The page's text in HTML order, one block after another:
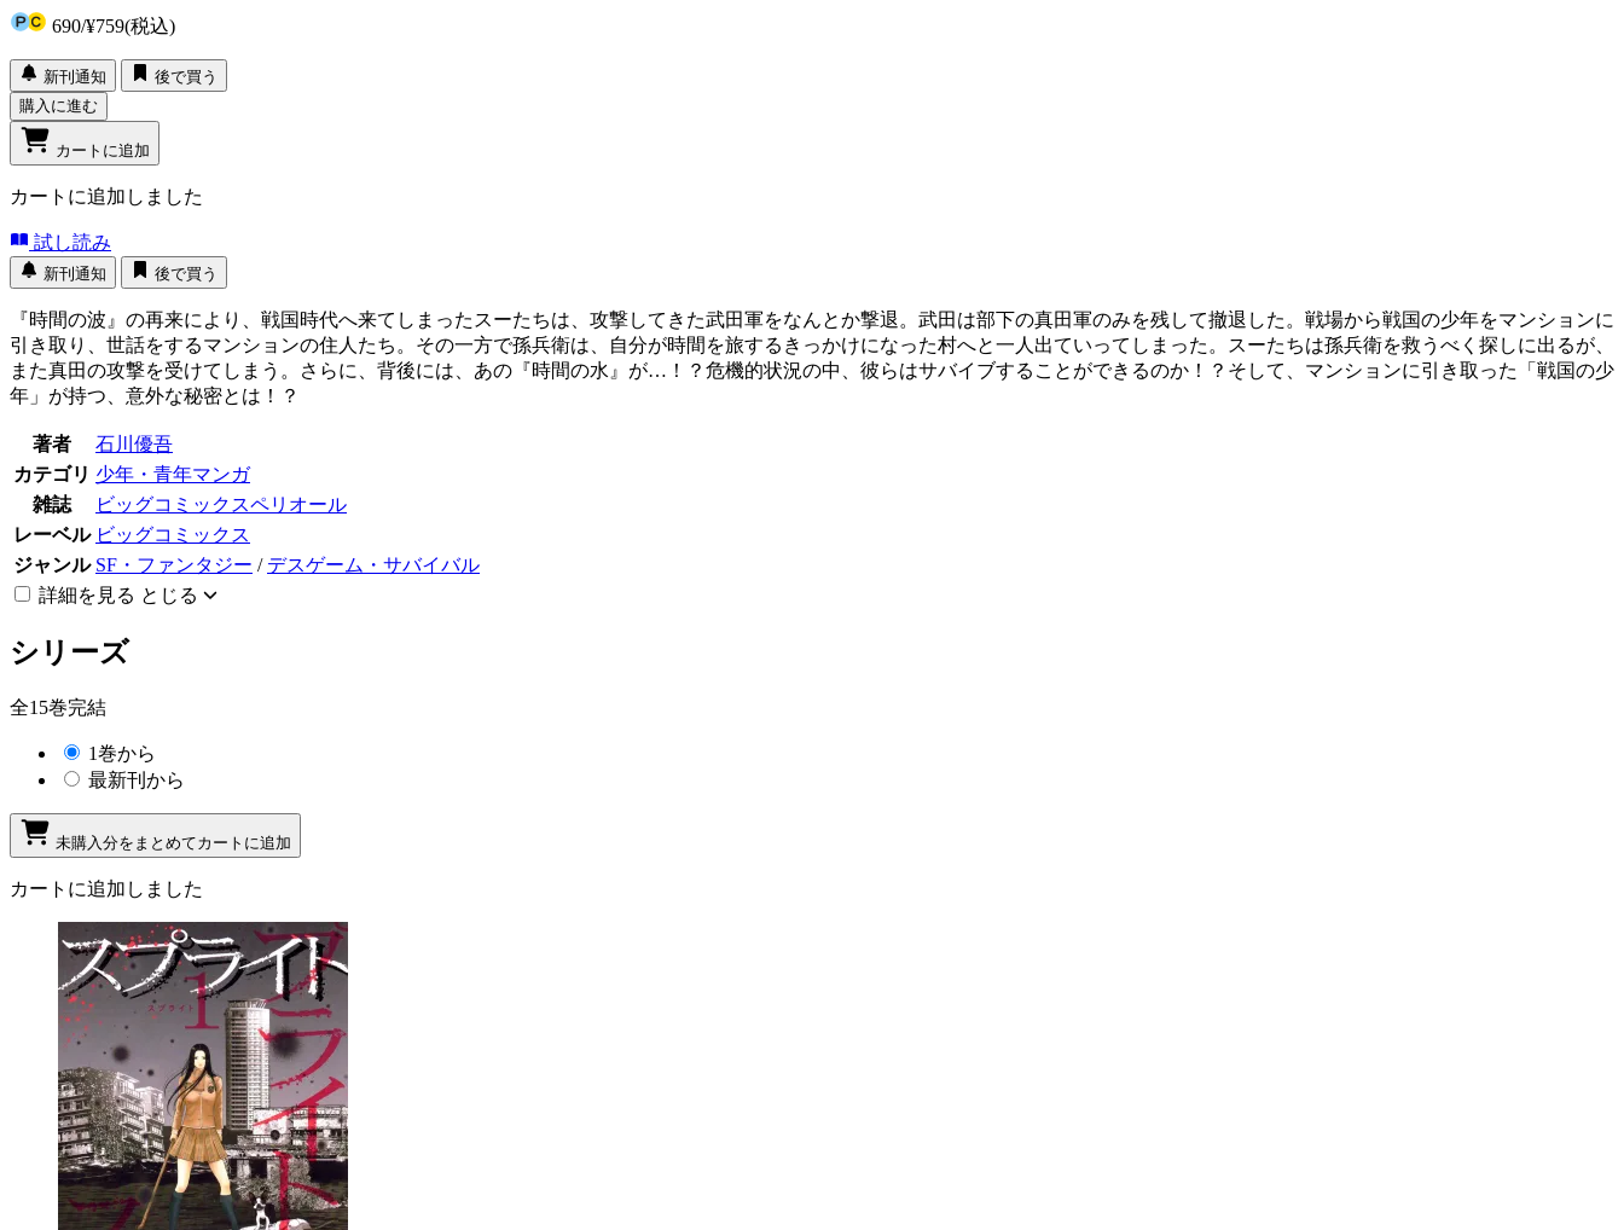
690/¥759(税込)
新刊通知
後で買う
購入に進む
カートに追加
カートに追加しました
試し読み
新刊通知 後で買う
『時間の波』の再来により、戦国時代へ来てしまったスーたちは、攻撃してきた武田軍をなんとか撃退。武田は部下の真田軍のみを残して撤退した。戦場から戦国の少年をマンションに
引き取り、世話をするマンションの住人たち。その一方で孫兵衛は、自分が時間を旅するきっかけになった村へと一人出ていってしまった。スーたちは孫兵衛を救うべく探しに出るが、
また真田の攻撃を受けてしまう。さらに、背後には、あの『時間の水』が…！？危機的状況の中、彼らはサバイブすることができるのか！？そして、マンションに引き取った「戦国の少
年」が持つ、意外な秘密とは！？
著者
石川優吾
カテゴリ 少年・青年マンガ
雑誌
ビッグコミックスペリオール
レーベル ビッグコミックス
ジャンル SF・ファンタジー / デスゲーム・サバイバル
詳細を見る とじる
シリーズ
全15巻完結
1巻から
最新刊から
未購入分をまとめてカートに追加
カートに追加しました